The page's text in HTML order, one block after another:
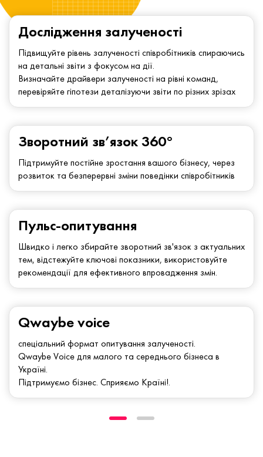
Дослідження залученості
Підвищуйте рівень залученості співробітників спираючись
на детальні звіти з фокусом на дії.
Визначайте драйвери залученості на рівні команд,
перевіряйте гіпотези деталізуючи звіти по різних зрізах
Зворотний зв’язок 360°
Підтримуйте постійне зростання вашого бізнесу, через
розвиток та безперервні зміни поведінки співробітників
Qwaybe voice
спеціальний формат опитування залученості.
Qwaybe Voice для малого та середнього бізнеса в
Україні.
Підтримуємо бізнес. Сприяємо Країні!.
Пульс-опитування
Швидко і легко збирайте зворотний зв'язок з актуальних
тем, відстежуйте ключові показники, використовуйте
рекомендації для ефективного впровадження змін.